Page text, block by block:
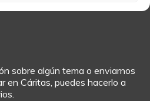
sobre algún tema o enviarnos
en Cáritas, puedes hacerlo a